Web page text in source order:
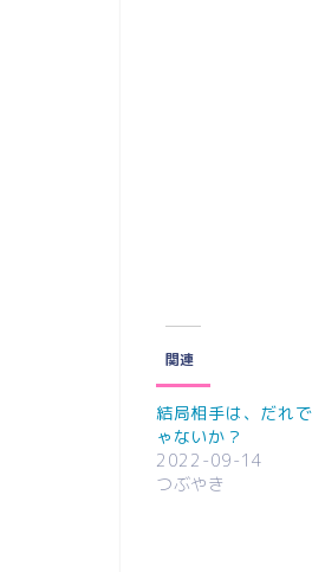
関連
結局相手は、だれ
ゃないか？
2022-09-14
つぶやき